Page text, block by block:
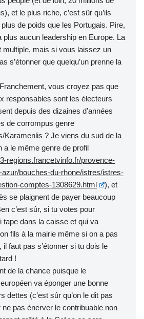
et le plus riche, c’est sûr qu’ils
de poids que les Portugais. Pire,
plus aucun leadership en Europe. La
multiple, mais si vous laissez un
s’étonner que quelqu’un prenne la
vous croyez pas que
responsables sont les électeurs
depuis des dizaines d’années
de corrompus genre
Karamenlis ? Je viens du sud de la
a le même genre de profil
regions.francetvinfo.fr/provence-
bouches-du-rhone/istres/istres-
comptes-1308629.html
), et
se plaignent de payer beaucoup
c’est sûr, si tu votes pour
tape dans la caisse et qui va
fils à la mairie même si on a pas
il faut pas s’étonner si tu dois le
!
de la chance puisque le
va éponger une bonne
dettes (c’est sûr qu’on le dit pas
ne pas énerver le contribuable non